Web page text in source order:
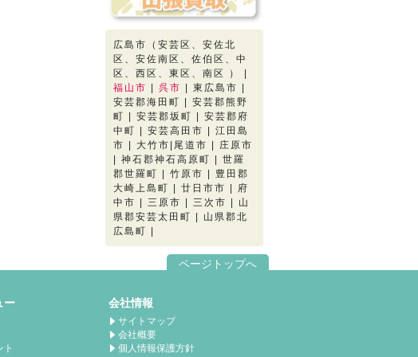
広島市（安芸区、安佐北
区、安佐南区、佐伯区、中
区、西区、東区、南区 ） |
福山市
呉市
| 東広島市 |
安芸郡海田町 | 安芸郡熊野
町 | 安芸郡坂町 | 安芸郡府
中町 | 安芸高田市 | 江田島
市 | 大竹市|尾道市 | 庄原市
| 神石郡神石高原町 | 世羅
郡世羅町 | 竹原市 | 豊田郡
大崎上島町 | 廿日市市 | 府
中市 | 三原市 | 三次市 | 山
県郡安芸太田町 | 山県郡北
広島町 |
ページトップへ
ー
ト
会社情報
サイトマップ
会社概要
個人情報保護方針